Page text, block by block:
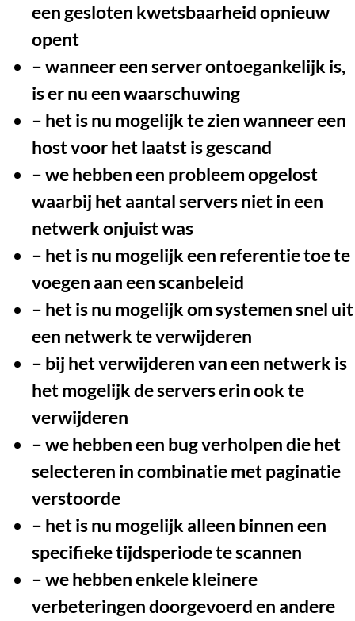
een gesloten kwetsbaarheid opnieuw
opent
– wanneer een server ontoegankelijk is,
is er nu een waarschuwing
– het is nu mogelijk te zien wanneer een
host voor het laatst is gescand
– we hebben een probleem opgelost
waarbij het aantal servers niet in een
netwerk onjuist was
– het is nu mogelijk een referentie toe te
voegen aan een scanbeleid
– het is nu mogelijk om systemen snel uit
een netwerk te verwijderen
– bij het verwijderen van een netwerk is
het mogelijk de servers erin ook te
verwijderen
– we hebben een bug verholpen die het
selecteren in combinatie met paginatie
verstoorde
– het is nu mogelijk alleen binnen een
specifieke tijdsperiode te scannen
– we hebben enkele kleinere
verbeteringen doorgevoerd en andere